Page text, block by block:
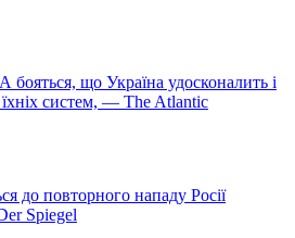
що Україна удосконалить і
систем, — The Atlantic
до повторного нападу Росії
Spiegel